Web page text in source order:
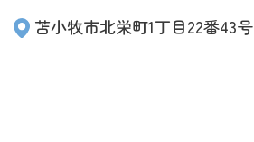
苫小牧市北栄町1丁目22番43号